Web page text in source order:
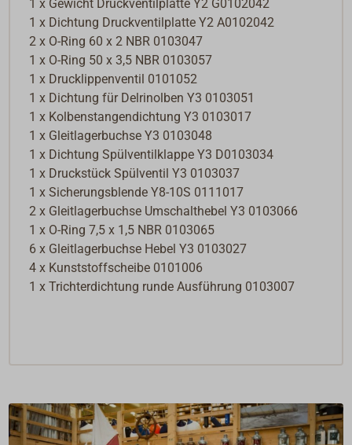
1 x Gewicht Druckventilplatte Y2 G0102042
1 x Dichtung Druckventilplatte Y2 A0102042
2 x O-Ring 60 x 2 NBR 0103047
1 x O-Ring 50 x 3,5 NBR 0103057
1 x Drucklippenventil 0101052
1 x Dichtung für Delrinolben Y3 0103051
1 x Kolbenstangendichtung Y3 0103017
1 x Gleitlagerbuchse Y3 0103048
1 x Dichtung Spülventilklappe Y3 D0103034
1 x Druckstück Spülventil Y3 0103037
1 x Sicherungsblende Y8-10S 0111017
2 x Gleitlagerbuchse Umschalthebel Y3 0103066
1 x O-Ring 7,5 x 1,5 NBR 0103065
6 x Gleitlagerbuchse Hebel Y3 0103027
4 x Kunststoffscheibe 0101006
1 x Trichterdichtung runde Ausführung 0103007